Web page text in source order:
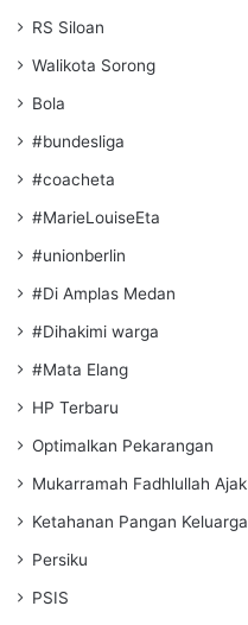
RS Siloan
Walikota Sorong
Bola
#bundesliga
#coacheta
#MarieLouiseEta
#unionberlin
#Di Amplas Medan
#Dihakimi warga
#Mata Elang
HP Terbaru
Optimalkan Pekarangan
Mukarramah Fadhlullah Ajak
Ketahanan Pangan Keluarga
Persiku
PSIS